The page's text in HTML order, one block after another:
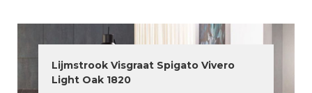
Lijmstrook Visgraat Spigato Vivero
Light Oak 1820